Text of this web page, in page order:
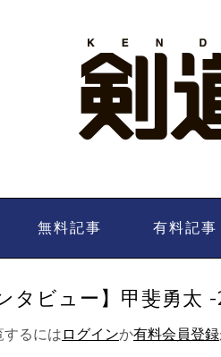
無料記事 有料記事
タビュー】甲斐勇太
するには ログインか有料会員登録